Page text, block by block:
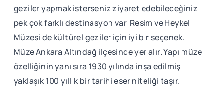
geziler yapmak isterseniz ziyaret edebileceğiniz
pek çok farklı destinasyon var. Resim ve Heykel
Müzesi de kültürel geziler için iyi bir seçenek.
Müze Ankara Altındağ ilçesinde yer alır. Yapı müze
özelliğinin yanı sıra 1930 yılında inşa edilmiş
yaklaşık 100 yıllık bir tarihi eser niteliği taşır.